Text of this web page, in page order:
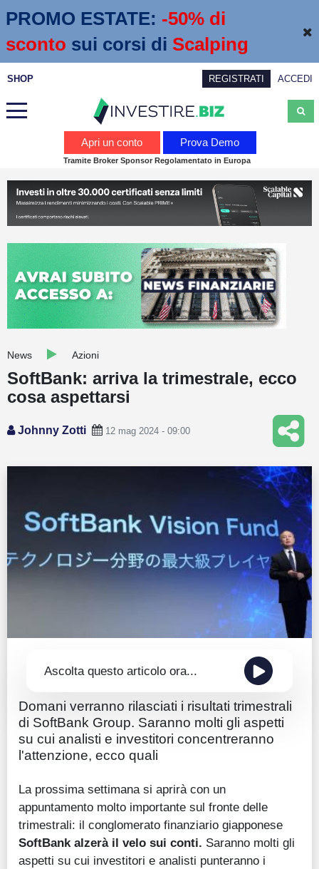
PROMO ESTATE: -50% di
sconto sui corsi di Scalping
SHOP REGISTRATI ACCEDI
Calendario economico
Webinar
Trading
Education
Quotazioni
Conto IG
Guru Monitor
Apri un conto Prova Demo
Tramite Broker Sponsor Regolamentato in Europa
News Azioni
SoftBank: arriva la trimestrale, ecco
cosa aspettarsi
Johnny Zotti 12 mag 2024 - 09:00
Ascolta questo articolo ora...
Domani verranno rilasciati i risultati trimestrali
di SoftBank Group. Saranno molti gli aspetti
su cui analisti e investitori concentreranno
l'attenzione, ecco quali
La prossima settimana si aprirà con un
appuntamento molto importante sul fronte delle
trimestrali: il conglomerato finanziario giapponese
SoftBank alzerà il velo sui conti. Saranno molti gli
aspetti su cui investitori e analisti punteranno i